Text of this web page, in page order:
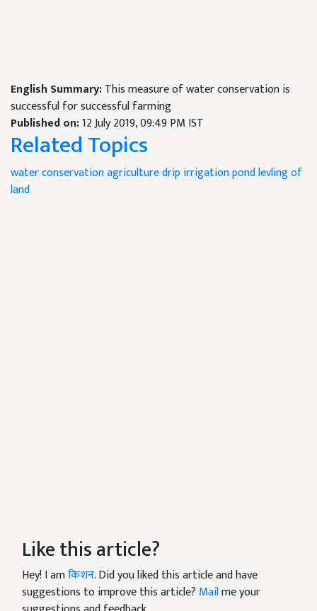
English Summary:This measure of water conservation is
successful for successful farming
Published on:12 July 2019, 09:49 PM IST
Related Topics
water conservationagriculture drip irrigationpond levling of
land
Like this article?
Hey! I amकिशन. Did you liked this article and have
suggestions to improve this article? Mailme your